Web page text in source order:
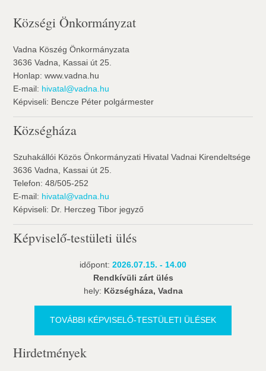
Községi Önkormányzat
Vadna Köszég Önkormányzata
3636 Vadna, Kassai út 25.
Honlap: www.vadna.hu
E-mail: hivatal@vadna.hu
Képviseli: Bencze Péter polgármester
Községháza
Szuhakállói Közös Önkormányzati Hivatal Vadnai Kirendeltsége
3636 Vadna, Kassai út 25.
Telefon: 48/505-252
E-mail: hivatal@vadna.hu
Képviseli: Dr. Herczeg Tibor jegyző
Képviselő-testületi ülés
időpont: 2026.07.15. - 14.00
Rendkívüli zárt ülés
hely: Községháza, Vadna
TOVÁBBI KÉPVISELŐ-TESTÜLETI ÜLÉSEK
Hirdetmények